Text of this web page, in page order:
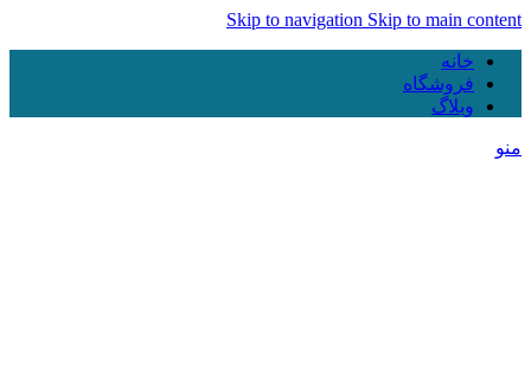
Skip to navigation Skip to main content
خانه
فروشگاه
وبلاگ
منو